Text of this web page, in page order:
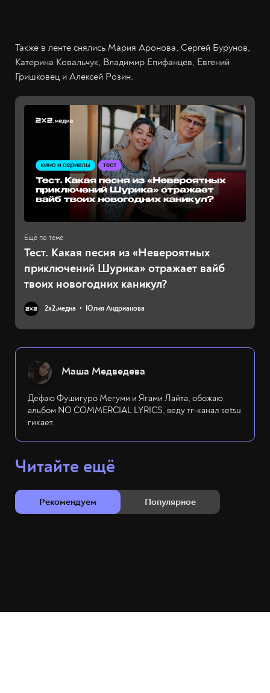
Также в ленте снялись Мария Аронова, Сергей Бурунов,
Катерина Ковальчук, Владимир Епифанцев, Евгений
Гришковец и Алексей Розин.
Тест. Какая песня из «Невероятных
приключений Шурика» отражает вайб
твоих новогодних каникул?
2х2.медиа Юлия Андрианова
Маша Медведева
Дефаю Фушигуро Мегуми и Ягами Лайта, обожаю
альбом NO COMMERCIAL LYRICS, веду тг-канал setsu
гикает.
Читайте ещё
Рекомендуем Популярное